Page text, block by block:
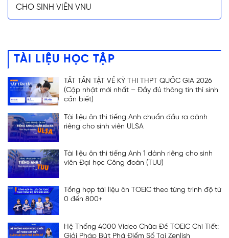
CHO SINH VIÊN VNU
TÀI LIỆU HỌC TẬP
TẤT TẦN TẬT VỀ KỲ THI THPT QUỐC GIA 2026
(Cập nhật mới nhất – Đầy đủ thông tin thí sinh
cần biết)
Tài liệu ôn thi tiếng Anh chuẩn đầu ra dành
riêng cho sinh viên ULSA
Tài liệu ôn thi tiếng Anh 1 dành riêng cho sinh
viên Đại học Công đoàn (TUU)
Tổng hợp tài liệu ôn TOEIC theo từng trình độ từ
0 đến 800+
Hệ Thống 4000 Video Chữa Đề TOEIC Chi Tiết:
Giải Pháp Bứt Phá Điểm Số Tại Zenlish